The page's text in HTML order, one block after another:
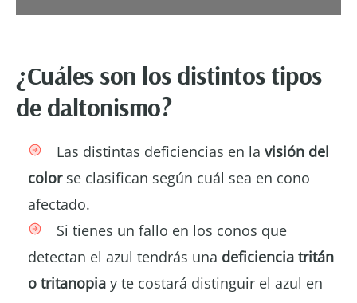
¿Cuáles son los distintos tipos
de daltonismo?
Las distintas deficiencias en la visión del
colorse clasifican según cuál sea en cono
afectado.
Si tienes un fallo en los conos que
detectan el azul tendrás una deficiencia tritán
o tritanopia y te costará distinguir el azul en